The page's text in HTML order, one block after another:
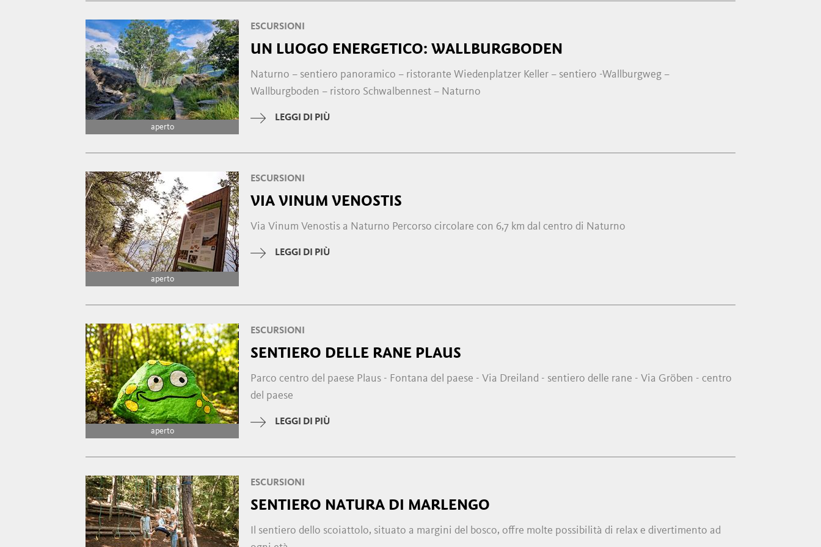
aperto
ESCURSIONI
UN LUOGO ENERGETICO: WALLBURGBODEN
Naturno – sentiero panoramico – ristorante Wiedenplatzer Keller – sentiero -Wallburgweg –
Wallburgboden – ristoro Schwalbennest – Naturno
LEGGI DI PIÙ
aperto
ESCURSIONI
VIA VINUM VENOSTIS
Via Vinum Venostis a Naturno Percorso circolare con 6,7 km dal centro di Naturno
LEGGI DI PIÙ
aperto
ESCURSIONI
SENTIERO DELLE RANE PLAUS
Parco centro del paese Plaus - Fontana del paese - Via Dreiland - sentiero delle rane - Via Gröben - centro
del paese
LEGGI DI PIÙ
ESCURSIONI
SENTIERO NATURA DI MARLENGO
Il sentiero dello scoiattolo, situato a margini del bosco, offre molte possibilità di relax e divertimento ad